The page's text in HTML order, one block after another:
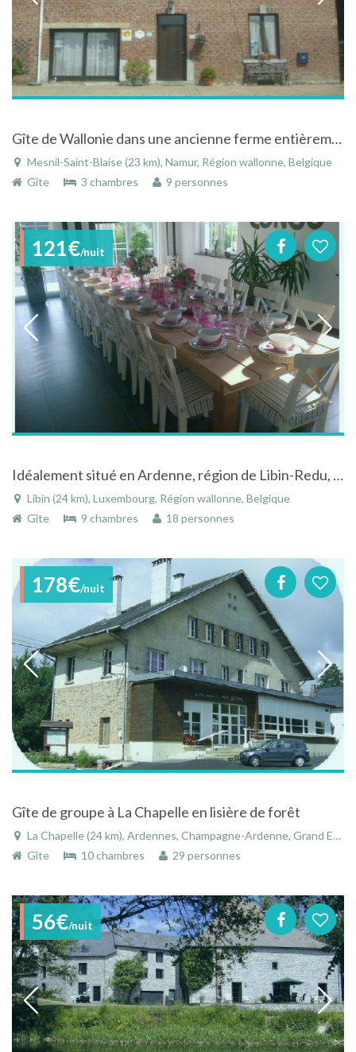
Gîte de Wallonie dans une ancienne ferme entièrement rénovée à Mesnil-Saint-Blaize
Mesnil-Saint-Blaise (23 km), Namur, Région wallonne, Belgique
Gîte
3 chambres 9 personnes
121€/nuit
Idéalement situé en Ardenne, région de Libin-Redu, gîte Le Congo
Libin (24 km), Luxembourg, Région wallonne, Belgique
Gîte
9 chambres 18 personnes
178€/nuit
Gîte de groupe à La Chapelle en lisière de forêt
La Chapelle (24 km), Ardennes, Champagne-Ardenne, Grand Est, France
Gîte
10 chambres 29 personnes
56€/nuit